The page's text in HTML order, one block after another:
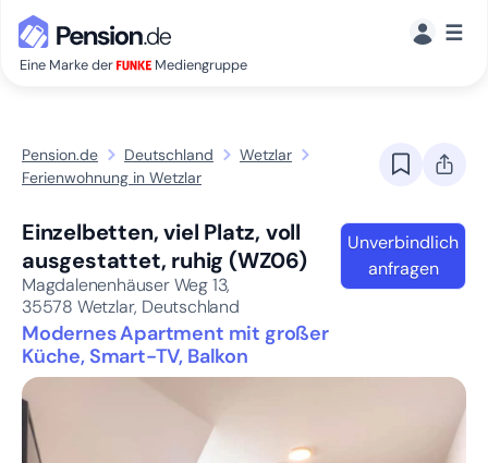
Eine Marke der Mediengruppe
☰
Pension.de Deutschland
Wetzlar
Ferienwohnung in Wetzlar
Einzelbetten, viel Platz, voll
ausgestattet, ruhig (WZ06)
Magdalenenhäuser Weg 13,
35578 Wetzlar, Deutschland
Modernes Apartment mit großer
Küche, Smart-TV, Balkon
Unverbindlich
anfragen